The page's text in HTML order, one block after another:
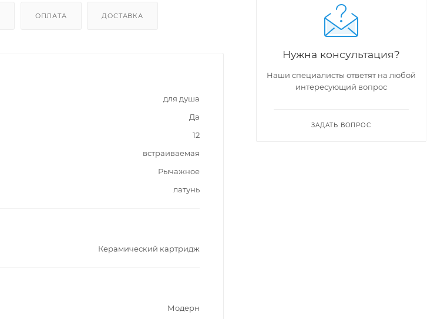
ОПЛАТА ДОСТАВКА
для душа
Да
12
встраиваемая
Рычажное
латунь
Керамический картридж
Модерн
Нужна консультация?
Наши специалисты ответят на любой
интересующий вопрос
ЗАДАТЬ ВОПРОС